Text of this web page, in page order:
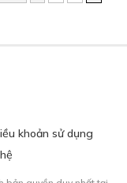
khoản sử dụng